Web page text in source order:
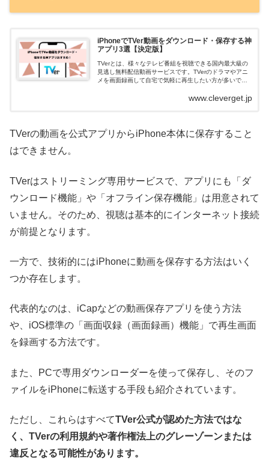
iPhoneでTVer動画をダウンロード・保存する神
アプリ3選【決定版】
TVerとは、様々なテレビ番組を視聴できる国内最大級の
見逃し無料配信動画サービスです。TVerのドラマやアニ
メを画面録画して自宅で気軽に再生したい方が多いでは
www.cleverget.jp
TVerの動画を公式アプリからiPhone本体に保存すること
はできません。
TVerはストリーミング専用サービスで、アプリにも「ダ
ウンロード機能」や「オフライン保存機能」は用意されて
いません。そのため、視聴は基本的にインターネット接続
が前提となります。
一方で、技術的にはiPhoneに動画を保存する方法はいく
つか存在します。
代表的なのは、iCapなどの動画保存アプリを使う方法
や、iOS標準の「画面収録（画面録画）機能」で再生画面
を録画する方法です。
また、PCで専用ダウンローダーを使って保存し、そのフ
ァイルをiPhoneに転送する手段も紹介されています。
ただし、これらはすべてTVer公式が認めた方法ではな
く、TVerの利用規約や著作権法上のグレーゾーンまたは
違反となる可能性があります。